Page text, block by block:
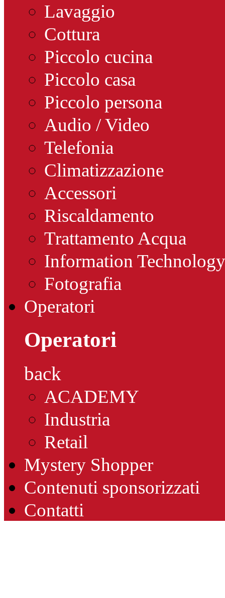
Lavaggio
Cottura
Piccolo cucina
Piccolo casa
Piccolo persona
Audio / Video
Telefonia
Climatizzazione
Accessori
Riscaldamento
Trattamento Acqua
Information Technology
Fotografia
Operatori
Operatori
back
ACADEMY
Industria
Retail
Mystery Shopper
Contenuti sponsorizzati
Contatti